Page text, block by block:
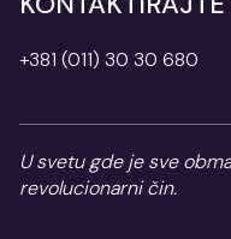
+381 (011) 30 30 680
U svetu gde je sve
revolucionarni čin.